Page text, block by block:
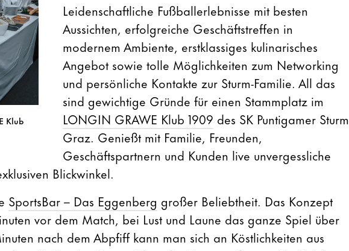
Klub
Leidenschaftliche Fußballerlebnisse mit besten
Aussichten, erfolgreiche Geschäftstreffen in
modernem Ambiente, erstklassiges kulinarisches
Angebot sowie tolle Möglichkeiten zum Networking
und persönliche Kontakte zur Sturm-Familie. All das
sind gewichtige Gründe für einen Stammplatz im
LONGIN GRAWE Klub 1909 des SK Puntigamer Sturm
Graz. Genießt mit Familie, Freunden,
Geschäftspartnern und Kunden live unvergessliche
Blickwinkel.
SportsBar – Das Eggenberg großer Beliebtheit. Das Konzept
vor dem Match, bei Lust und Laune das ganze Spiel über
nach dem Abpfiff kann man sich an Köstlichkeiten aus